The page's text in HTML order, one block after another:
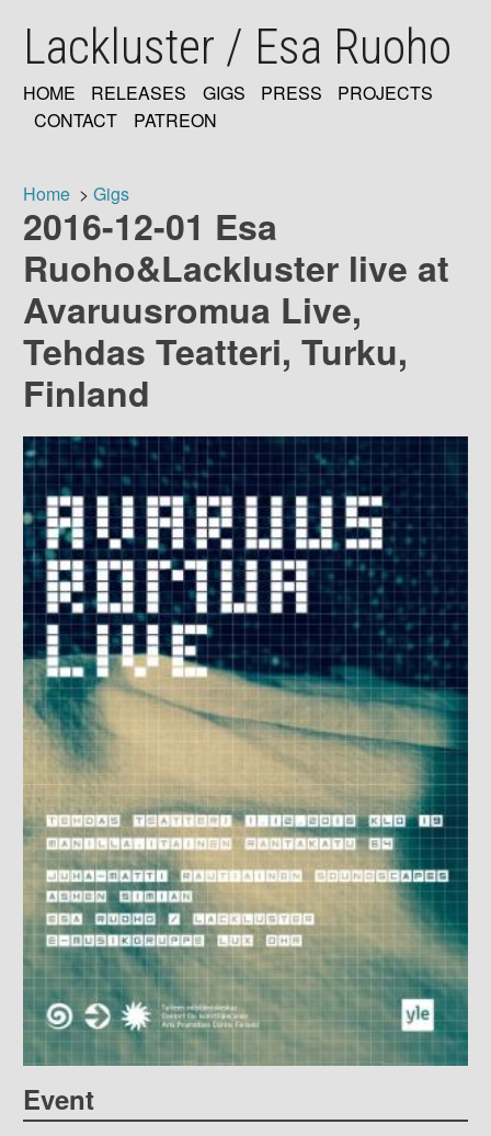
mainLackluster / Esa Ruoho
MAIN
HOME RELEASES GIGS PRESS
PROJECTS
CONTACT
PATREON
Breadcrumb
Home Gigs
2016-12-01 Esa
Ruoho&Lackluster live at
Avaruusromua Live,
Tehdas Teatteri, Turku,
Finland
Event